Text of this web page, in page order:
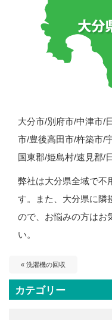
大分市/別府市/中津市/
市/豊後高田市/杵築市/
国東郡/姫島村/速見郡/
弊社は大分県全域で不
す。また、大分県に隣
ので、お悩みの方はお
い。
« 洗濯機の回収
カテゴリー